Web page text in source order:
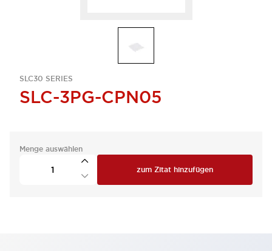
SLC30 SERIES
SLC-3PG-CPN05
Menge auswählen
zum Zitat hinzufügen